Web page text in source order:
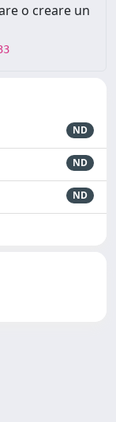
o creare un
ND
ND
ND